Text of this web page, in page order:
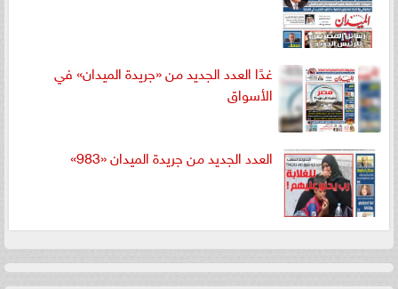
غدًا العدد الجديد من «جريدة الميدان» في
الأسواق
العدد الجديد من جريدة الميدان «983»